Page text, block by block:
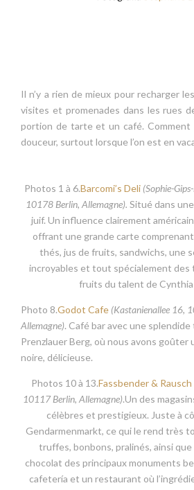
Il n’y a rien de mieux pour recharger
visites et promenades dans les rues
portion de tarte et un café.
douceur, surtout lorsque l’on est en
Photos 1 à 6.Barcomi’s Deli (Sophie-
10178 Berlin, Allemagne). Situé dans
juif. Un influence clairement
offrant une grande carte
thés, jus de fruits, sandwichs, une
incroyables et tout spécialement des
fruits du talent de Cynthia
Photo 8.Godot Cafe (Kastanienallee 16,
Allemagne). Café bar avec une
Prenzlauer Berg, où nous avons goûter
noire, délicieuse.
Photos 10 à 13.Fassbender & Rausch
10117 Berlin, Allemagne).Un des
célèbres et prestigieux. Juste à
Gendarmenmarkt, ce qui le rend très
truffes, bonbons, pralinés, ainsi
chocolat des principaux monuments
cafetería et un restaurant où